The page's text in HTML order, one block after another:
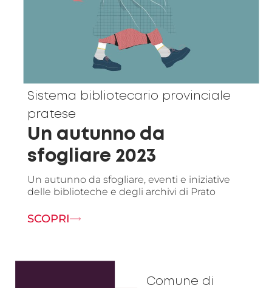
Sistema bibliotecario provinciale
pratese
Un autunno da
sfogliare 2023
Un autunno da sfogliare, eventi e iniziative
delle biblioteche e degli archivi di Prato
SCOPRI
Comune di